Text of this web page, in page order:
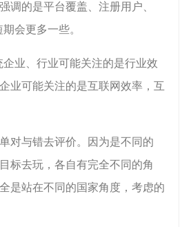
调的是平台覆盖、注册用户、
会更多一些。
业、行业可能关注的是行业效
业可能关注的是互联网效率，互
对与错去评价。因为是不同的
标去玩，各自有完全不同的角
是站在不同的国家角度，考虑的